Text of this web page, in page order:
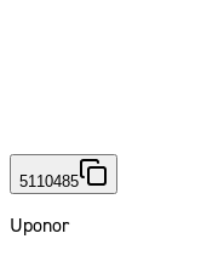
5110485
Uponor